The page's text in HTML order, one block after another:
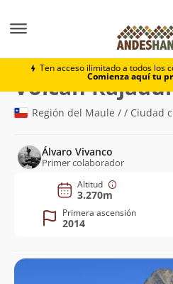
Ten acceso ilimitado a todos los
Comienza aquí tu
Volcán
Volcán
Región del Maule / / Ciudad
Álvaro Vivanco
Primer colaborador
Altitud
3.270m
Primera ascensión
2014